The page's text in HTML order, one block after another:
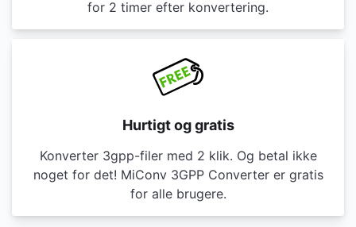
for 2 timer efter konvertering.
Hurtigt og gratis
Konverter 3gpp-filer med 2 klik. Og betal ikke
noget for det! MiConv 3GPP Converter er gratis
for alle brugere.